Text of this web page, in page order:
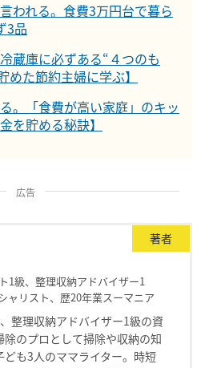
われる。食費3万円台で暮ら
3品
蔵庫に必ずある“４つのも
た節約主婦に学ぶ】
。「食費が高い家庭」のキッ
を貯める秘訣】
広告
著者
1級、整理収納アドバイザー1
ャリスト、歴20年業スーマニア
整理収納アドバイザー1級の資
のプロとして掃除や収納の知
も3人のママライター。時短